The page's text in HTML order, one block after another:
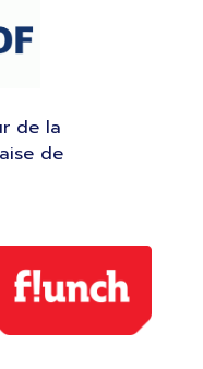
de la
de